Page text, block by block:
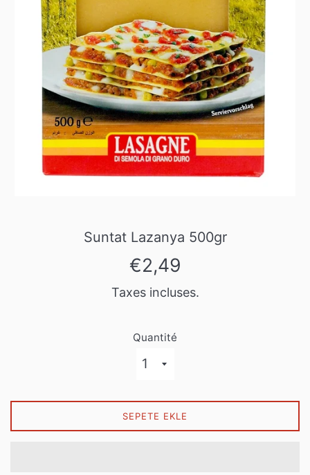
Suntat Lazanya 500gr
Prix
régulier
€2,49
Taxes incluses.
Quantité
SEPETE EKLE